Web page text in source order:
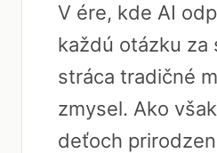
V ére, kde AI
každú otázku za
stráca tradičné
zmysel. Ako
deťoch